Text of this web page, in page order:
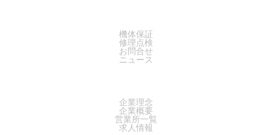
機体保証
修理点検
お問合せ
ニュース
企業理念
企業概要
営業所一覧
求人情報